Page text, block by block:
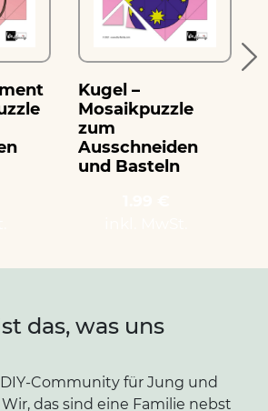
Kugel –
Mosaikpuzzle
zum
Ausschneiden
und Basteln
das, was uns
Community für Jung und
das sind eine Familie nebst